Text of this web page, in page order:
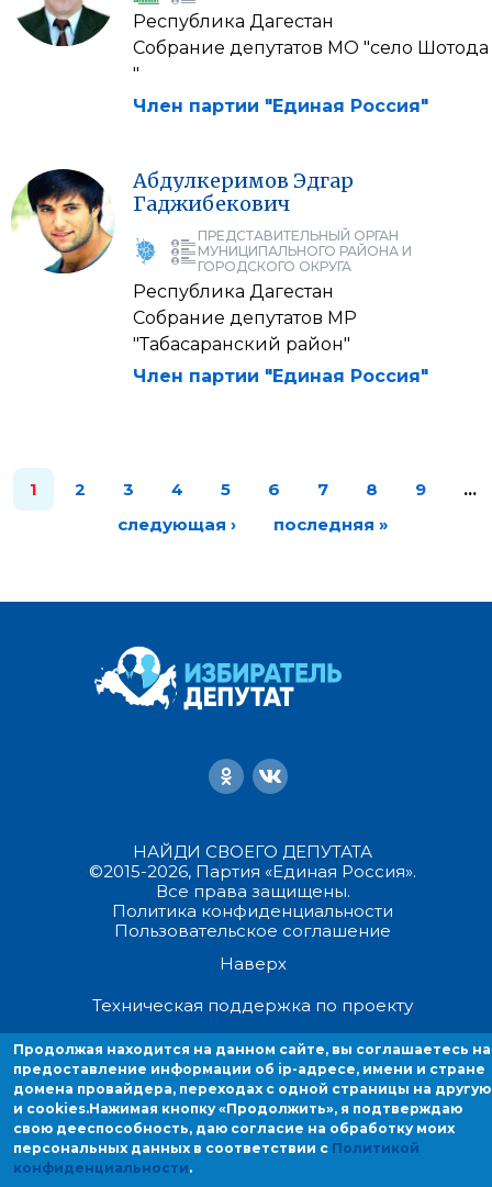
Республика Дагестан
Собрание депутатов МО "село Шотода
"
Член партии "Единая Россия"
Абдулкеримов Эдгар
Гаджибекович
ПРЕДСТАВИТЕЛЬНЫЙ ОРГАН
МУНИЦИПАЛЬНОГО РАЙОНА И
ГОРОДСКОГО ОКРУГА
Республика Дагестан
Собрание депутатов МР
"Табасаранский район"
Член партии "Единая Россия"
1 2 3 4 5 6 7 8 9
…
следующая ›
последняя »
НАЙДИ СВОЕГО ДЕПУТАТА
©2015-2026, Партия «Единая Россия».
Все права защищены.
Политика конфиденциальности
Пользовательское соглашение
Наверх
Техническая поддержка по проекту
Продолжая находиться на данном сайте, вы соглашаетесь на
предоставление информации об ip-адресе, имени и стране домена
провайдера, переходах с одной страницы на другую и cookies.
Продолжая находится на данном сайте, вы соглашаетесь на
предоставление информации об ip-адресе, имени и стране
домена провайдера, переходах с одной страницы на другую
и cookies.Нажимая кнопку «Продолжить», я подтверждаю
свою дееспособность, даю согласие на обработку моих
персональных данных в соответствии с Политикой
конфиденциальности.